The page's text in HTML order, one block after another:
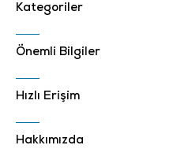
Kategoriler
Önemli Bilgiler
Hızlı Erişim
Hakkımızda